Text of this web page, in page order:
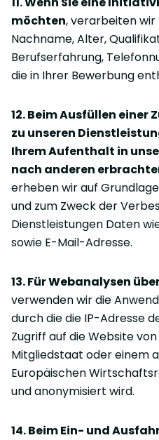
möchten, verarbeiten
Nachname, Alter,
Berufserfahrung,
die in Ihrer Bewerbung
12. Beim Ausfüllen
zu unseren
Ihrem Aufenthalt in
nach anderen
erheben wir auf
und zum Zweck der
Dienstleistungen Daten
sowie E-Mail-Adresse.
13. Für Webanalysen
verwenden wir die
durch die die IP-Adresse
Zugriff auf die Website
Mitgliedstaat oder einem
Europäischen
und anonymisiert wird.
14. Beim Ein- und